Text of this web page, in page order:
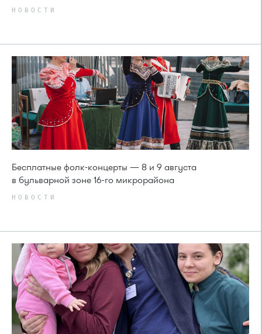
НОВОСТИ
Бесплатные фолк-концерты — 8 и 9 августа
в бульварной зоне 16-го микрорайона
НОВОСТИ